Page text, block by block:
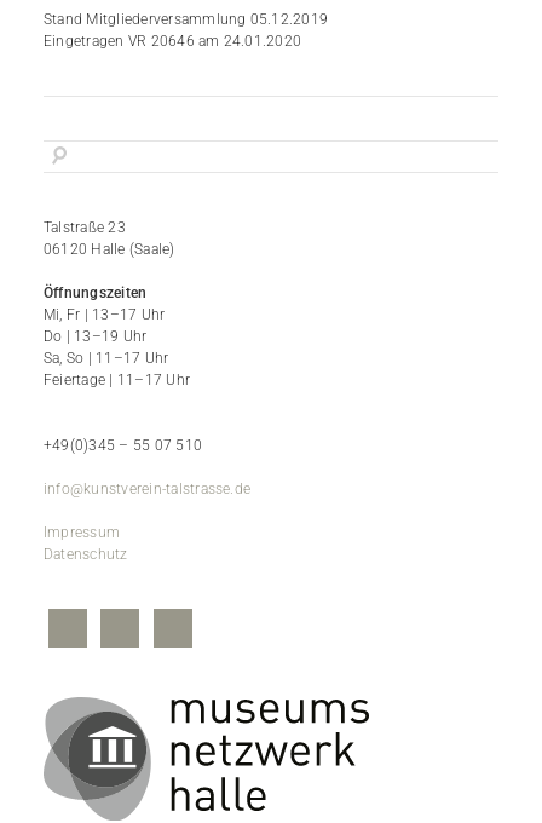
Stand Mitgliederversammlung 05.12.2019
Eingetragen VR 20646 am 24.01.2020
Talstraße 23
06120 Halle (Saale)
Öffnungszeiten
Mi, Fr | 13–17 Uhr
Do | 13–19 Uhr
Sa, So | 11–17 Uhr
Feiertage | 11–17 Uhr
+49(0)345 – 55 07 510
info@kunstverein-talstrasse.de
Impressum
Datenschutz